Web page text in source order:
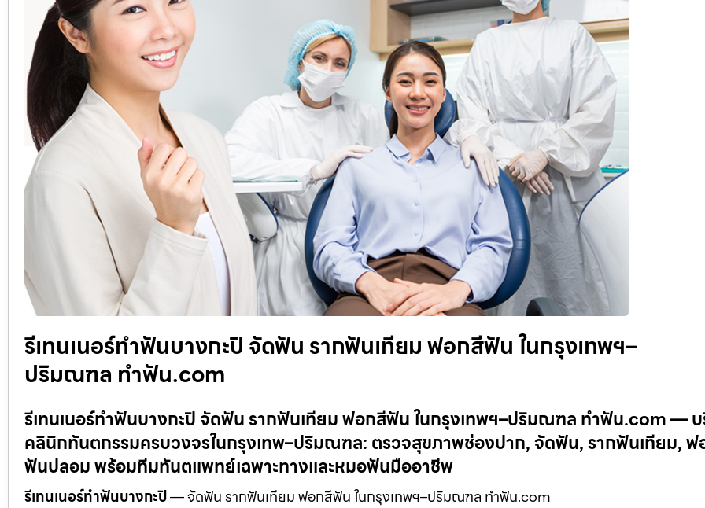
รีเทนเนอร์ทำฟันบางกะปิ จัดฟัน รากฟันเทียม ฟอกสีฟัน ในกรุงเทพฯ–
ปริมณฑล ทำฟัน.com
รีเทนเนอร์ทำฟันบางกะปิ จัดฟัน รากฟันเทียม ฟอกสีฟัน ในกรุงเทพฯ–ปริมณฑล ทำฟัน.com — บ
คลินิกทันตกรรมครบวงจรในกรุงเทพ–ปริมณฑล: ตรวจสุขภาพช่องปาก, จัดฟัน, รากฟันเทียม,
ฟันปลอม พร้อมทีมทันตแพทย์เฉพาะทางและหมอฟันมืออาชีพ
รีเทนเนอร์ทำฟันบางกะปิ— จัดฟัน รากฟันเทียม ฟอกสีฟัน ในกรุงเทพฯ–ปริมณฑล ทำฟัน.com